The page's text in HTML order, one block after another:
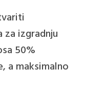
za izgradnju
50%
a maksimalno